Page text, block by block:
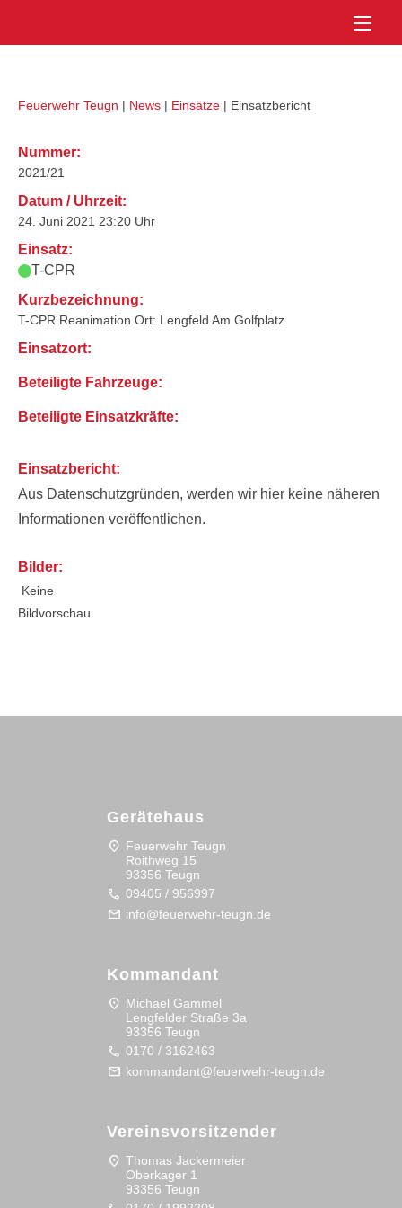
Feuerwehr Teugn | News | Einsätze | Einsatzbericht
Nummer:
2021/21
Datum / Uhrzeit:
24. Juni 2021 23:20 Uhr
Einsatz:
T-CPR
Kurzbezeichnung:
T-CPR Reanimation Ort: Lengfeld Am Golfplatz
Einsatzort:
Beteiligte Fahrzeuge:
Beteiligte Einsatzkräfte:
Einsatzbericht:
Aus Datenschutzgründen, werden wir hier keine näheren
Informationen veröffentlichen.
Bilder:
Keine
Bildvorschau
Gerätehaus
location_on Feuerwehr Teugn
Roithweg 15
93356 Teugn
call 09405 / 956997
mail info@feuerwehr-teugn.de
Kommandant
location_on Michael Gammel
Lengfelder Straße 3a
93356 Teugn
call 0170 / 3162463
mail kommandant@feuerwehr-teugn.de
Vereinsvorsitzender
location_on Thomas Jackermeier
Oberkager 1
93356 Teugn